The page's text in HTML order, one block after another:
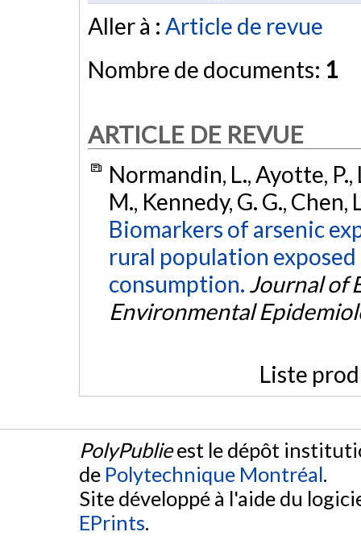
Aller à : Article de revue
Nombre de documents: 1
ARTICLE DE REVUE
Normandin, L., Ayotte, P.,
M., Kennedy, G. G., Chen,
Biomarkers of arsenic
rural population
consumption. Journal of
Environmental
Liste
PolyPublieest le dépôt
de Polytechnique Montréal.
Site développé à l'aide du
EPrints.